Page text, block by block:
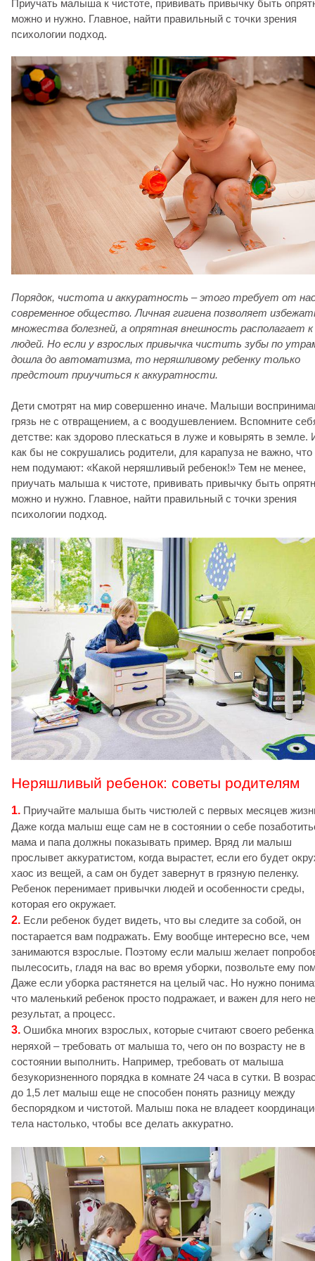
Приучать малыша к чистоте, прививать привычку быть
можно и нужно. Главное, найти правильный с точки зрения
психологии подход.
Порядок, чистота и аккуратность – этого требует от
современное общество. Личная гигиена позволяет
множества болезней, а опрятная внешность располагает
людей. Но если у взрослых привычка чистить зубы по
дошла до автоматизма, то неряшливому ребенку только
предстоит приучиться к аккуратности.
Дети смотрят на мир совершенно иначе. Малыши
грязь не с отвращением, а с воодушевлением. Вспомните
детстве: как здорово плескаться в луже и ковырять в земле.
как бы не сокрушались родители, для карапуза не важно, что
нем подумают: «Какой неряшливый ребенок!» Тем не менее,
приучать малыша к чистоте, прививать привычку быть
можно и нужно. Главное, найти правильный с точки зрения
психологии подход.
Неряшливый ребенок: советы родителям
1. Приучайте малыша быть чистюлей с первых месяцев
Даже когда малыш еще сам не в состоянии о себе
мама и папа должны показывать пример. Вряд ли малыш
прослывет аккуратистом, когда вырастет, если его будет
хаос из вещей, а сам он будет завернут в грязную пеленку.
Ребенок перенимает привычки людей и особенности среды,
которая его окружает.
2. Если ребенок будет видеть, что вы следите за собой, он
постарается вам подражать. Ему вообще интересно все, чем
занимаются взрослые. Поэтому если малыш желает
пылесосить, гладя на вас во время уборки, позвольте ему
Даже если уборка растянется на целый час. Но нужно
что маленький ребенок просто подражает, и важен для него не
результат, а процесс.
3. Ошибка многих взрослых, которые считают своего ребенка
неряхой – требовать от малыша то, чего он по возрасту не в
состоянии выполнить. Например, требовать от малыша
безукоризненного порядка в комнате 24 часа в сутки. В
до 1,5 лет малыш еще не способен понять разницу между
беспорядком и чистотой. Малыш пока не владеет
тела настолько, чтобы все делать аккуратно.